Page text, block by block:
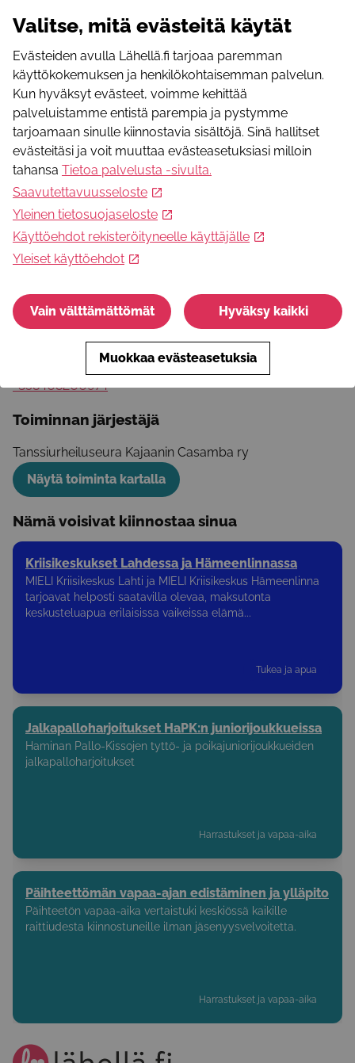
Ilmoittautuminen on pakollista
Suomisport palvelussa.
Ilmoittautumislinkki
https://urly.fi/3Q4Q
Ilmoittautumissähköpostiosoite
toimisto@casamba.fi
Ilmoittautumispuhelinnumero
+358408200974
Lisätietoja
WWW-osoite
www.casamba.fi
Sähköpostiosoite
Puhelinnumero
+358408200974
Toiminnan järjestäjä
Tanssiurheiluseura Kajaanin Casamba ry
Näytä toiminta kartalla
Nämä voisivat kiinnostaa sinua
Kriisikeskukset Lahdessa ja Hämeenlinnassa
MIELI Kriisikeskus Lahti ja MIELI Kriisikeskus Hämeenlinna
tarjoavat helposti saatavilla olevaa, maksutonta
keskusteluapua erilaisissa vaikeissa elämä...
Tukea ja apua
Jalkapalloharjoitukset HaPK:n juniorijoukkueissa
Haminan Pallo-Kissojen tyttö- ja poikajuniorijoukkueiden
jalkapalloharjoitukset
Harrastukset ja vapaa-aika
Päihteettömän vapaa-ajan edistäminen ja ylläpito
Päihteetön vapaa-aika vertaistuki keskiössä kaikille
raittiudesta kiinnostuneille ilman jäsenyysvelvoitetta.
Harrastukset ja vapaa-aika
Valitse, mitä evästeitä käytät
Evästeiden avulla Lähellä.fi tarjoaa paremman
käyttökokemuksen ja henkilökohtaisemman palvelun.
Kun hyväksyt evästeet, voimme kehittää
palveluistamme entistä parempia ja pystymme
tarjoamaan sinulle kiinnostavia sisältöjä. Sinä hallitset
evästeitäsi ja voit muuttaa evästeasetuksiasi milloin
tahansa Tietoa palvelusta -sivulta.
Saavutettavuusseloste
Yleinen tietosuojaseloste
Käyttöehdot rekisteröityneelle käyttäjälle
Yleiset käyttöehdot
Vain välttämättömät Hyväksy kaikki
Muokkaa evästeasetuksia